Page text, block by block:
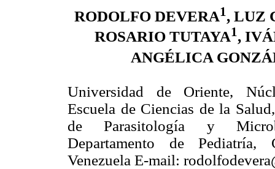
RODOLFO DEVERA1, LUZ
ROSARIO TUTAYA1,
ANGÉLICA
Universidad de Oriente,
Escuela de Ciencias de la
de Parasitología y
Departamento de Pediatría,
Venezuela E-mail: